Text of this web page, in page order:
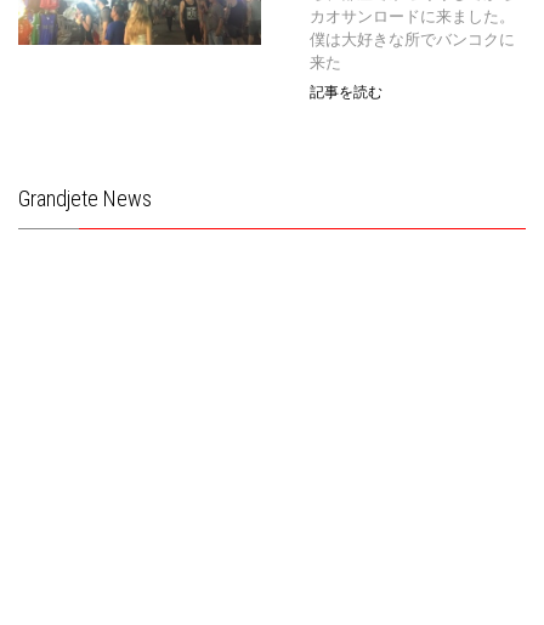
カオサンロードに来ました。
僕は大好きな所でバンコクに
来た
記事を読む
Grandjete News